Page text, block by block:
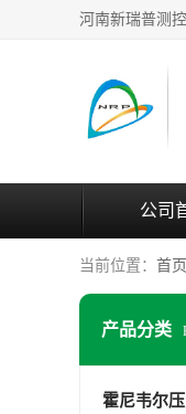
公司
当前位置： 首页
产品分类
霍尼韦尔